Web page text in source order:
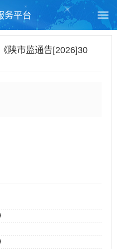
务平台
陕市监通告[2026]30